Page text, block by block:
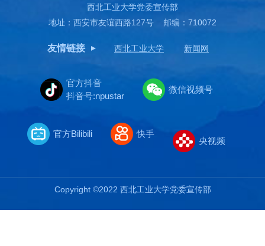
西北工业大学党委宣传部
地址：西安市友谊西路127号 邮编：710072
友情链接 西北工业大学 新闻网
官方抖音
抖音号:npustar
微信视频号
官方Bilibili 快手
央视频
Copyright ©2022 西北工业大学党委宣传部